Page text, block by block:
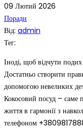
09 Лютий 2026
Поради
Від: admin
Тег:
Іноді, щоб відчути
Достатньо створити
допомогою невеликих
Кокосовий посуд – саме
життя в гармонії з
телефоном